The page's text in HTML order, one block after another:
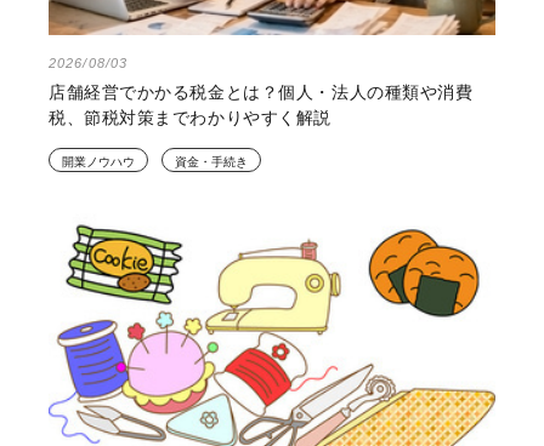
2026/08/03
店舗経営でかかる税金とは？個人・法人の種類や消費
税、節税対策までわかりやすく解説
開業ノウハウ 資金・手続き